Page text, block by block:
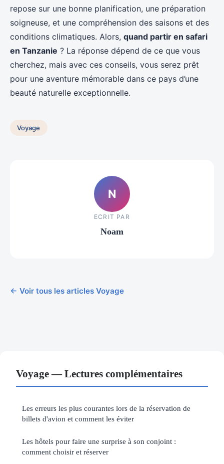
repose sur une bonne planification, une préparation
soigneuse, et une compréhension des saisons et des
conditions climatiques. Alors, quand partir en safari
en Tanzanie ? La réponse dépend de ce que vous
cherchez, mais avec ces conseils, vous serez prêt
pour une aventure mémorable dans ce pays d’une
beauté naturelle exceptionnelle.
Voyage
N
ECRIT PAR
Noam
← Voir tous les articles Voyage
Voyage — Lectures complémentaires
Les erreurs les plus courantes lors de la réservation de
billets d'avion et comment les éviter
Les hôtels pour faire une surprise à son conjoint :
comment choisir et réserver